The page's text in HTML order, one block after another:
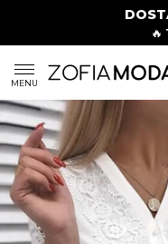
🔥
MENU
SUKIENKI
KOMPLETY
JEANSY